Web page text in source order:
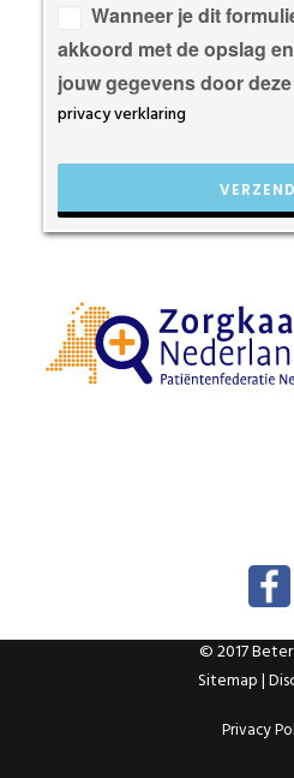
leeg
te
laten.
Wanneer je dit
akkoord met de opslag
jouw gegevens door
privacy verklaring
© 2017
Sitemap|
Privacy